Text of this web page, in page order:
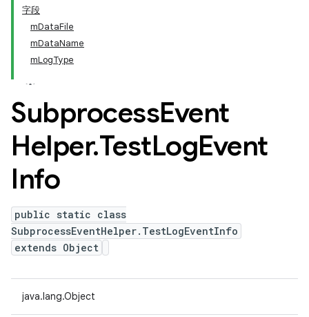
字段
mDataFile
mDataName
mLogType
SubprocessEvent
Helper.TestLogEvent
Info
public static class
SubprocessEventHelper.TestLogEventInfo
extends Object
java.lang.Object